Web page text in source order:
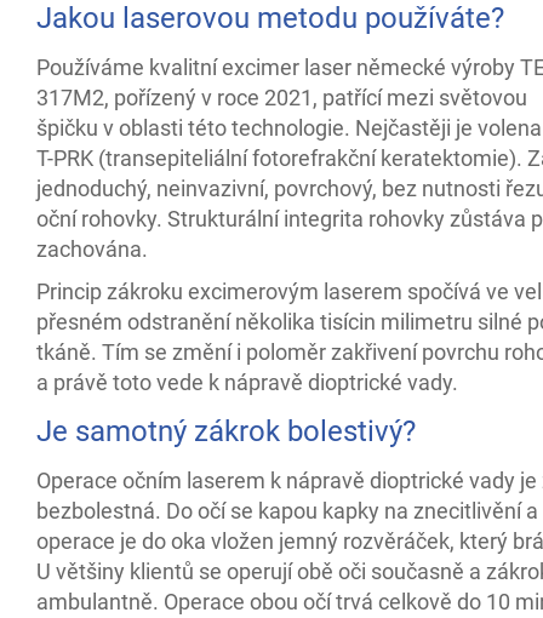
Jakou laserovou metodu používáte?
Používáme kvalitní excimer laser německé výroby
317M2, pořízený v roce 2021, patřící mezi světovou
špičku v oblasti této technologie. Nejčastěji je
T-PRK (transepiteliální fotorefrakční keratektomie).
jednoduchý, neinvazivní, povrchový, bez nutnosti
oční rohovky. Strukturální integrita rohovky zůstáva
zachována.
Princip zákroku excimerovým laserem spočívá ve
přesném odstranění několika tisícin milimetru silné
tkáně. Tím se změní i poloměr zakřivení povrchu
a právě toto vede k nápravě dioptrické vady.
Je samotný zákrok bolestivý?
Operace očním laserem k nápravě dioptrické vady je
bezbolestná. Do očí se kapou kapky na znecitlivění
operace je do oka vložen jemný rozvěráček, který
U většiny klientů se operují obě oči současně a
ambulantně. Operace obou očí trvá celkově do 10